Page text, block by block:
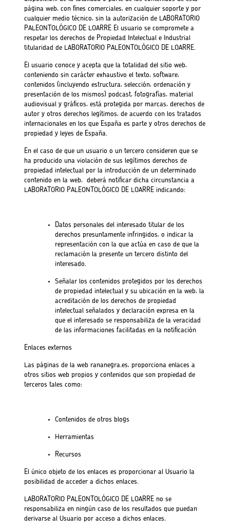
página web, con fines comerciales, en cualquier soporte y por
cualquier medio técnico, sin la autorización de LABORATORIO
PALEONTOLÓGICO DE LOARRE El usuario se compromete a
respetar los derechos de Propiedad Intelectual e Industrial
titularidad de LABORATORIO PALEONTOLÓGICO DE LOARRE.
El usuario conoce y acepta que la totalidad del sitio web,
conteniendo sin carácter exhaustivo el texto, software,
contenidos (incluyendo estructura, selección, ordenación y
presentación de los mismos) podcast, fotografías, material
audiovisual y gráficos, está protegida por marcas, derechos de
autor y otros derechos legítimos, de acuerdo con los tratados
internacionales en los que España es parte y otros derechos de
propiedad y leyes de España.
En el caso de que un usuario o un tercero consideren que se
ha producido una violación de sus legítimos derechos de
propiedad intelectual por la introducción de un determinado
contenido en la web, deberá notificar dicha circunstancia a
LABORATORIO PALEONTOLÓGICO DE LOARRE indicando:
Datos personales del interesado titular de los
derechos presuntamente infringidos, o indicar la
representación con la que actúa en caso de que la
reclamación la presente un tercero distinto del
interesado.
Señalar los contenidos protegidos por los derechos
de propiedad intelectual y su ubicación en la web, la
acreditación de los derechos de propiedad
intelectual señalados y declaración expresa en la
que el interesado se responsabiliza de la veracidad
de las informaciones facilitadas en la notificación
Enlaces externos
Las páginas de la web rananegra.es, proporciona enlaces a
otros sitios web propios y contenidos que son propiedad de
terceros tales como:
Contenidos de otros blogs
Herramientas
Recursos
El único objeto de los enlaces es proporcionar al Usuario la
posibilidad de acceder a dichos enlaces.
LABORATORIO PALEONTOLÓGICO DE LOARRE no se
responsabiliza en ningún caso de los resultados que puedan
derivarse al Usuario por acceso a dichos enlaces.